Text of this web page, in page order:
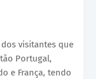
visitantes que
Portugal,
e França, tendo